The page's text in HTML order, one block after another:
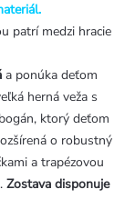
patrí medzi hracie
a ponúka deťom
herná veža s
ktorý deťom
o robustný
a trapézovou
Zostava disponuje